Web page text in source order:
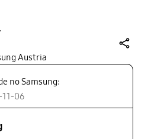
das Cover nicht von
man es gerade lange
Austria
no Samsung:
06